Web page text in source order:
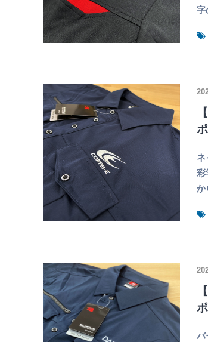
字
ネ
彩
か
バ